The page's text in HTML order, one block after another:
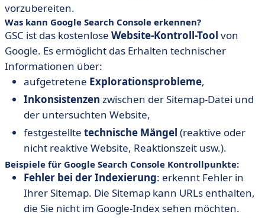
vorzubereiten.
Was kann Google Search Console erkennen?
GSC ist das kostenlose Website-Kontroll-Tool von
Google. Es ermöglicht das Erhalten technischer
Informationen über:
aufgetretene Explorationsprobleme,
Inkonsistenzen zwischen der Sitemap-Datei und
der untersuchten Website,
festgestellte technische Mängel (reaktive oder
nicht reaktive Website, Reaktionszeit usw.).
Beispiele für Google Search Console Kontrollpunkte:
Fehler bei der Indexierung: erkennt Fehler in
Ihrer Sitemap. Die Sitemap kann URLs enthalten,
die Sie nicht im Google-Index sehen möchten.